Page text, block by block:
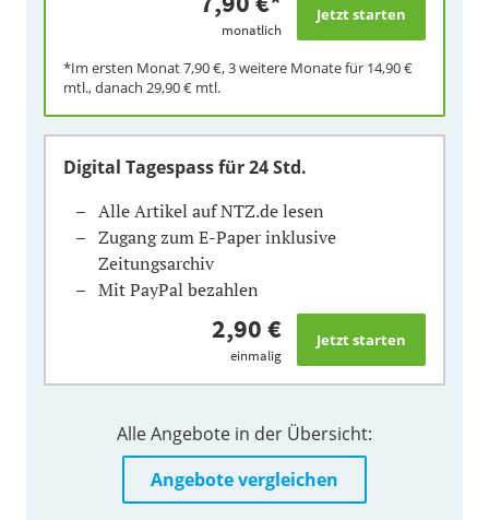
monatlich
*Im ersten Monat7,90 €, 3 weitere Monate für 14,90 €
mtl., danach 29,90 € mtl.
Digital Tagespassfür 24 Std.
Alle Artikel auf NTZ.de lesen
Zugang zum E-Paper inklusive
Zeitungsarchiv
Mit PayPal bezahlen
2,90 €
einmalig
Alle Angebote in der Übersicht:
Angebote vergleichen